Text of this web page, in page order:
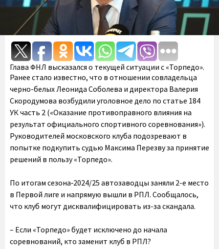
Глава ФНЛ высказался о текущей ситуации с «Торпедо».
Ранее стало известно, что в отношении совладельца
черно-белых Леонида Соболева и директора Валерия
Скородумова возбудили уголовное дело по статье 184
УК часть 2 («Оказание противоправного влияния на
результат официального спортивного соревнования»).
Руководителей московского клуба подозревают в
попытке подкупить судью Максима Перезву за принятие
решений в пользу «Торпедо».
По итогам сезона‑2024/25 автозаводцы заняли 2-е место
в Первой лиге и напрямую вышли в РПЛ. Сообщалось,
что клуб могут дисквалифицировать из-за скандала.
– Если «Торпедо» будет исключено до начала
соревнований, кто заменит клуб в РПЛ?